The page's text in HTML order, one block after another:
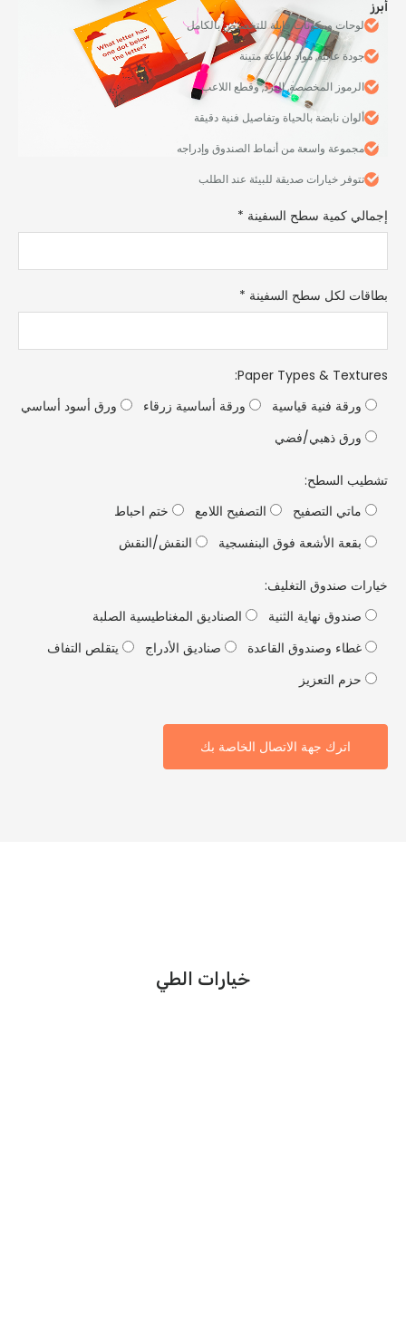
لوحات ومكونات قابلة للتخصيص بالكامل
جودة عالية, مواد طباعة متينة
الرموز المخصصة, النرد, وقطع اللاعب
ألوان نابضة بالحياة وتفاصيل فنية دقيقة
مجموعة واسعة من أنماط الصندوق وإدراجه
تتوفر خيارات صديقة للبيئة عند الطلب
كمية سطح السفينة *
لكل سطح السفينة *
Paper Types &
:
ورقة فنية قياسية
ورقة أساسية زرقاء
ورق أسود أساسي
ورق ذهبي/فضي
السطح:
ماتي التصفيح
التصفيح اللامع
ختم احباط
بقعة الأشعة فوق البنفسجية
النقش/النقش
صندوق التغليف:
صندوق نهاية الثنية
الصناديق المغناطيسية الصلبة
غطاء وصندوق القاعدة
صناديق الأدراج
يتقلص التفاف
حزم التعزيز
اترك جهة الاتصال الخاصة بك
خيارات الطي